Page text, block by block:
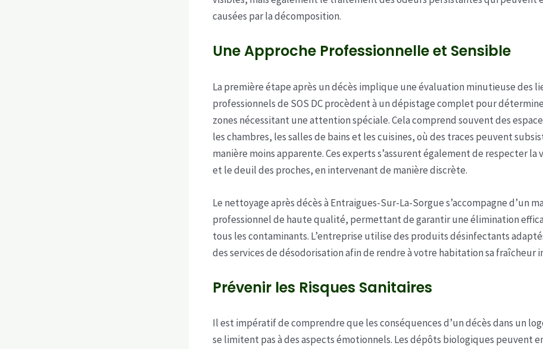
causées par la décomposition.
Une Approche Professionnelle et Sensible
La première étape après un décès implique une évaluation minutieuse des
professionnels de SOS DC procèdent à un dépistage complet pour
zones nécessitant une attention spéciale. Cela comprend souvent des
les chambres, les salles de bains et les cuisines, où des traces peuvent
manière moins apparente. Ces experts s’assurent également de respecter la
et le deuil des proches, en intervenant de manière discrète.
Le nettoyage après décès à Entraigues-Sur-La-Sorgue s’accompagne d’un
professionnel de haute qualité, permettant de garantir une élimination
tous les contaminants. L’entreprise utilise des produits désinfectants
des services de désodorisation afin de rendre à votre habitation sa fraîcheur
Prévenir les Risques Sanitaires
Il est impératif de comprendre que les conséquences d’un décès dans un
se limitent pas à des aspects émotionnels. Les dépôts biologiques peuvent